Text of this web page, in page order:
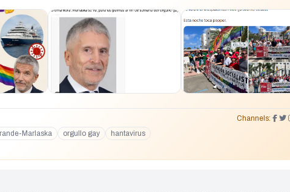
Channels:
Marlaska orgullo gay
hantavirus